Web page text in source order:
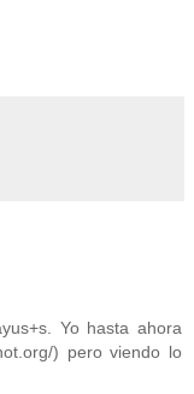
Yo hasta ahora
) pero viendo lo